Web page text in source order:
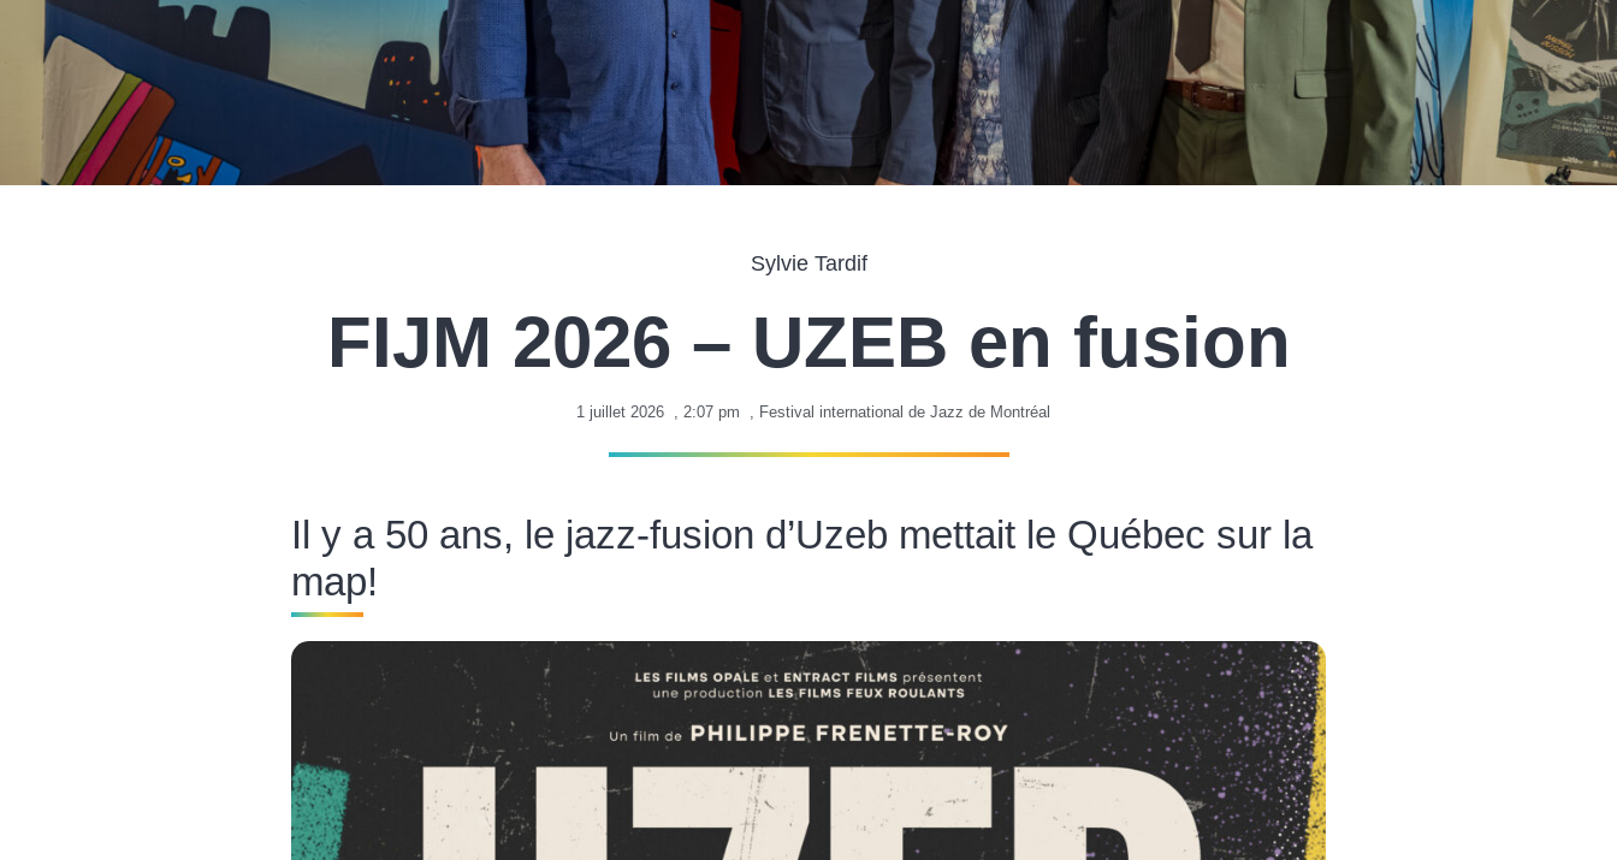
Sylvie Tardif
FIJM 2026 – UZEB en fusion
1 juillet 2026 , 2:07 pm , Festival international de Jazz de Montréal
Il y a 50 ans, le jazz-fusion d’Uzeb mettait le Québec sur la
map!